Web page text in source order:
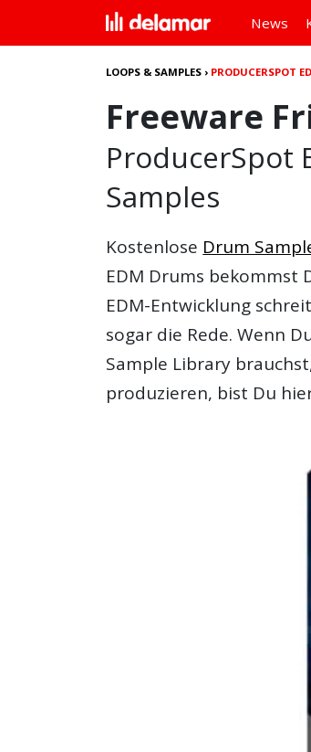
News
LOOPS & SAMPLES › PRODUCERSPOT
Freeware
ProducerSpot
Samples
Kostenlose Drum
EDM Drums bekommst
EDM-Entwicklung
sogar die Rede. Wenn
Sample Library
produzieren, bist Du